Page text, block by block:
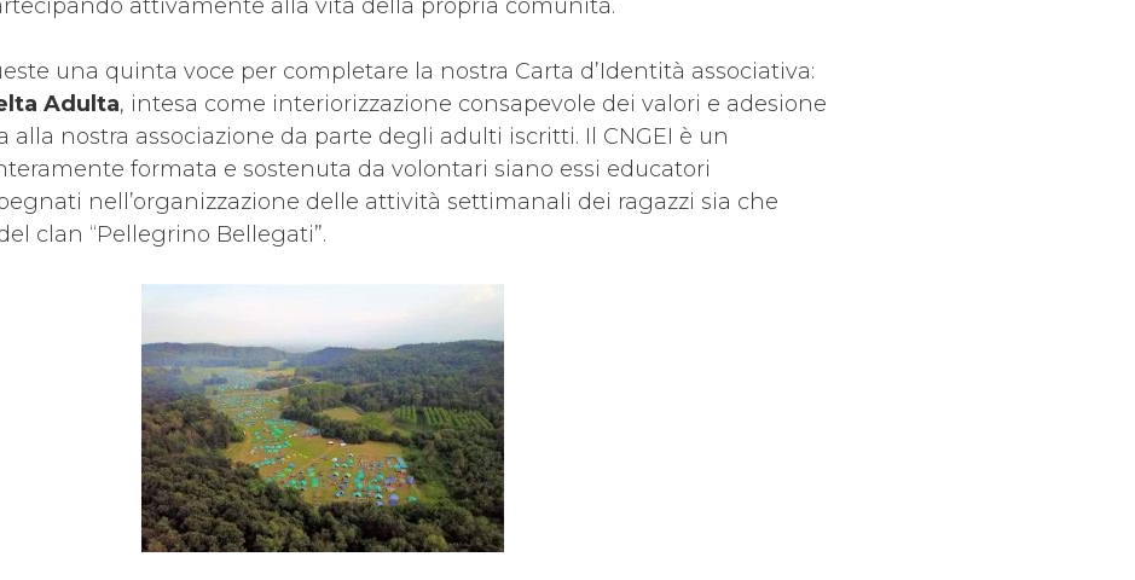
attivamente alla vita della propria comunità.
una quinta voce per completare la nostra Carta d’Identità associativa:
Adulta, intesa come interiorizzazione consapevole dei valori e adesione
alla nostra associazione da parte degli adulti iscritti. Il CNGEI è un
formata e sostenuta da volontari siano essi educatori
nell’organizzazione delle attività settimanali dei ragazzi sia che
clan “Pellegrino Bellegati”.